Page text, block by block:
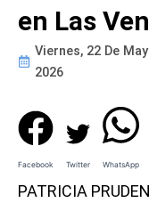
en Las
Viernes, 22 De
2026
Facebook Twitter WhatsApp
PATRICIA